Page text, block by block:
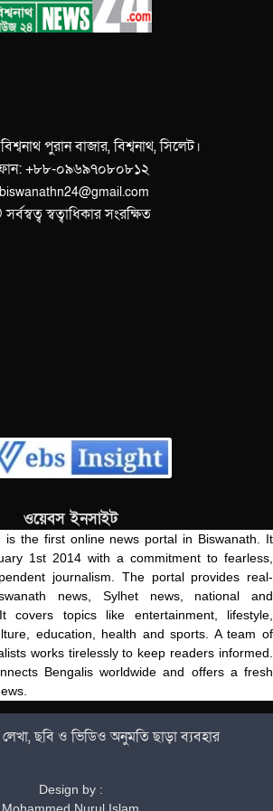
পুরান বাজার, বিশ্বনাথ, সিলেট।
+৮৮-০৯৬৯৭০৮০৮১২
biswanathn24@gmail.com
স্বত্বাধিকার সংরক্ষিত
ওয়েবস ইনসাইট
is the first online news portal in Biswanath. It
1st 2014 with a commitment to fearless,
journalism. The portal provides real-
news, Sylhet news, national and
covers topics like entertainment, lifestyle,
education, health and sports. A team of
works tirelessly to keep readers informed.
Bengalis worldwide and offers a fresh
ছবি ও ভিডিও অনুমতি ছাড়া ব্যবহার
Design by :
Mohammed Nurul Islam